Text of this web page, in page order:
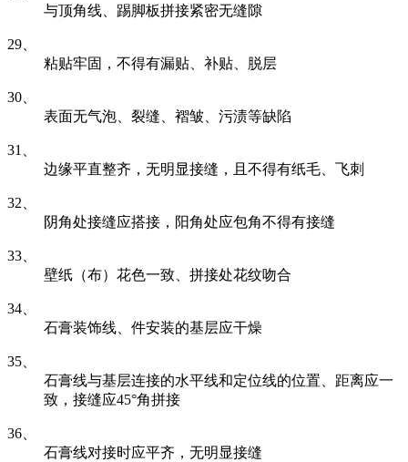
与顶角线、踢脚板拼接紧密无缝隙
29、
粘贴牢固，不得有漏贴、补贴、脱层
30、
表面无气泡、裂缝、褶皱、污渍等缺陷
31、
边缘平直整齐，无明显接缝，且不得有纸毛、飞刺
32、
阴角处接缝应搭接，阳角处应包角不得有接缝
33、
壁纸（布）花色一致、拼接处花纹吻合
34、
石膏装饰线、件安装的基层应干燥
35、
石膏线与基层连接的水平线和定位线的位置、距离应一
致，接缝应45°角拼接
36、
石膏线对接时应平齐，无明显接缝